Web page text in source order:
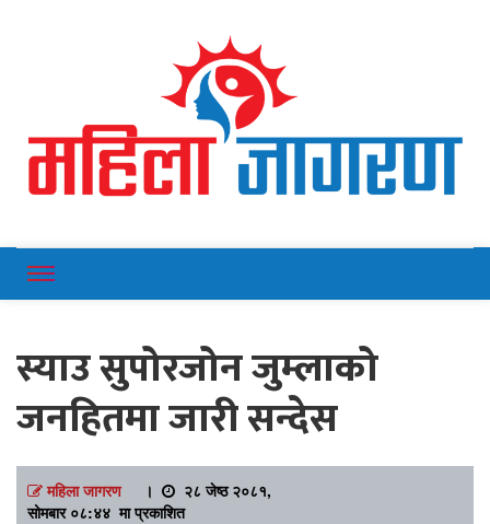
Mahilajagaran
स्याउ सुपोरजोन जुम्लाको
जनहितमा जारी सन्देस
महिला जागरण।
२८ जेष्ठ २०८१,
सोमबार ०८:४४ मा प्रकाशित